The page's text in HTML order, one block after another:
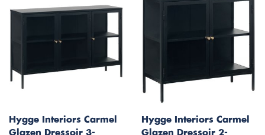
Hygge Interiors Carmel
Glazen Dressoir 3-
Hygge Interiors Carmel
Glazen Dressoir 2-